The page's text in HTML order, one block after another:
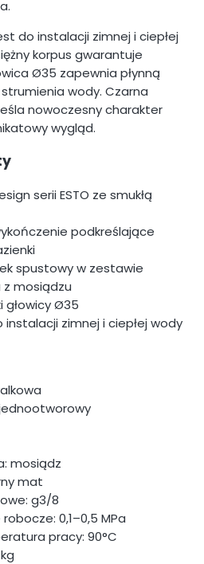
do instalacji zimnej i ciepłej
korpus gwarantuje
Ø35 zapewnia płynną
wody. Czarna
nowoczesny charakter
wygląd.
serii ESTO ze smukłą
podkreślające
spustowy w zestawie
z mosiądzu
głowicy Ø35
zimnej i ciepłej wody
mosiądz
mat
g3/8
0,1–0,5 MPa
pracy: 90°C